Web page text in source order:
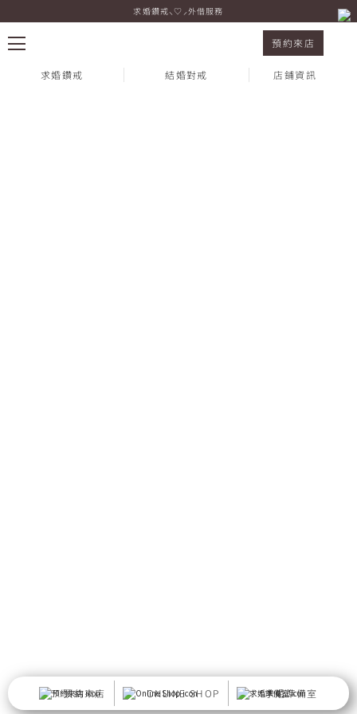
法院公證結婚要帶什麼？與登記差在哪？流程、
求婚鑽戒⸜♡⸝外借服務
預約來店
求婚鑽戒 結婚對戒 店鋪資訊
預約來店 ONLINE SHOP 求婚準備室